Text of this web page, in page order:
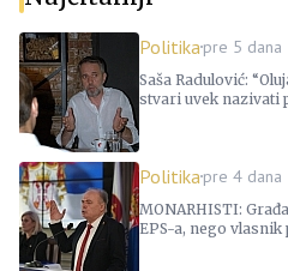
Politika pre 5 dana
Saša Radulović:
stvari uvek nazivati
Politika pre 4 dana
MONARHISTI:
EPS-a, nego vlasnik